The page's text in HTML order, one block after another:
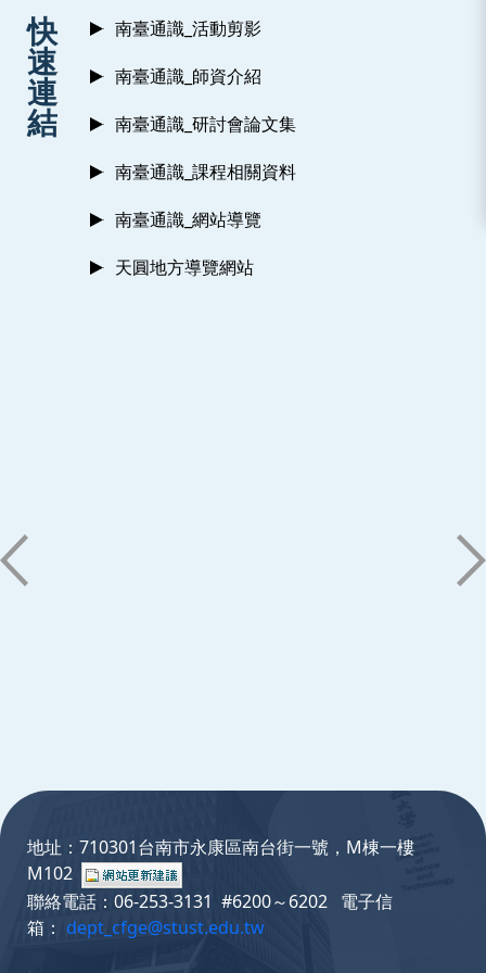
快
速
連
結
南臺通識_活動剪影
南臺通識_師資介紹
南臺通識_研討會論文集
南臺通識_課程相關資料
南臺通識_網站導覽
天圓地方導覽網站
地址：710301台南市永康區南台街一號，M棟一樓
M102
聯絡電話：06-253-3131 #6200～6202 電子信
箱： dept_cfge@stust.edu.tw